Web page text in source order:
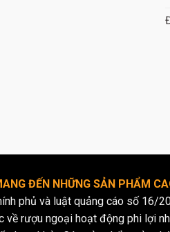
ĐẾN NHỮNG SẢN PHẨM
phủ và luật quảng cáo số 16/
về rượu ngoại hoạt động phi lợi